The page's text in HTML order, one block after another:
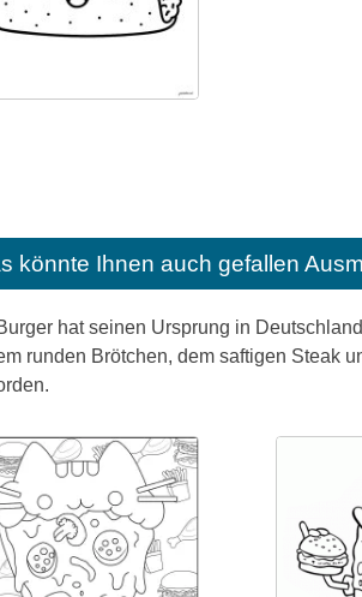
könnte Ihnen auch gefallen
hat seinen Ursprung in
runden Brötchen, dem saftigen Steak